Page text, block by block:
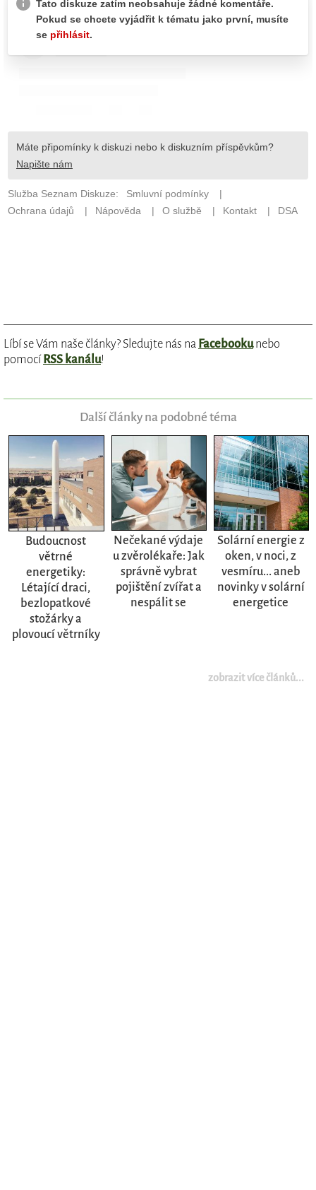
Líbí se Vám naše články? Sledujte nás na Facebookunebo
pomocíRSS kanálu!
Další články na podobné téma
Budoucnost
větrné
energetiky:
Létající draci,
bezlopatkové
stožárky a
plovoucí větrníky
Nečekané výdaje
u zvěrolékaře: Jak
správně vybrat
pojištění zvířat a
nespálit se
Solární energie z
oken, v noci, z
vesmíru... aneb
novinky v solární
energetice
zobrazit více článků...